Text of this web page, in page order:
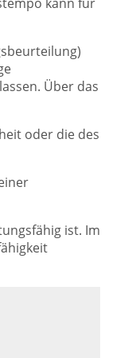
Über das
oder die des
ist. Im